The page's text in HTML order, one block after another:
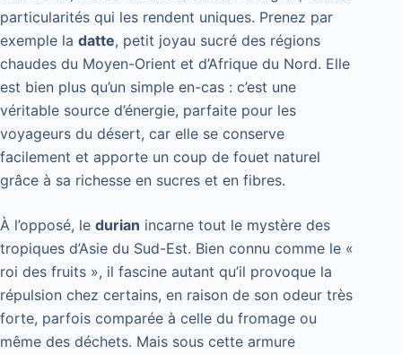
particularités qui les rendent uniques. Prenez par
exemple la datte, petit joyau sucré des régions
chaudes du Moyen-Orient et d’Afrique du Nord. Elle
est bien plus qu’un simple en-cas : c’est une
véritable source d’énergie, parfaite pour les
voyageurs du désert, car elle se conserve
facilement et apporte un coup de fouet naturel
grâce à sa richesse en sucres et en fibres.
À l’opposé, le durian incarne tout le mystère des
tropiques d’Asie du Sud-Est. Bien connu comme le «
roi des fruits », il fascine autant qu’il provoque la
répulsion chez certains, en raison de son odeur très
forte, parfois comparée à celle du fromage ou
même des déchets. Mais sous cette armure